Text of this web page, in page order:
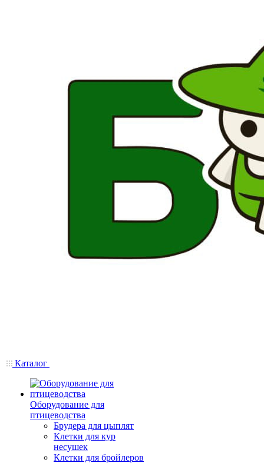
Каталог
Оборудование для
птицеводства
Брудера для цыплят
Клетки для кур
несушек
Клетки для бройлеров